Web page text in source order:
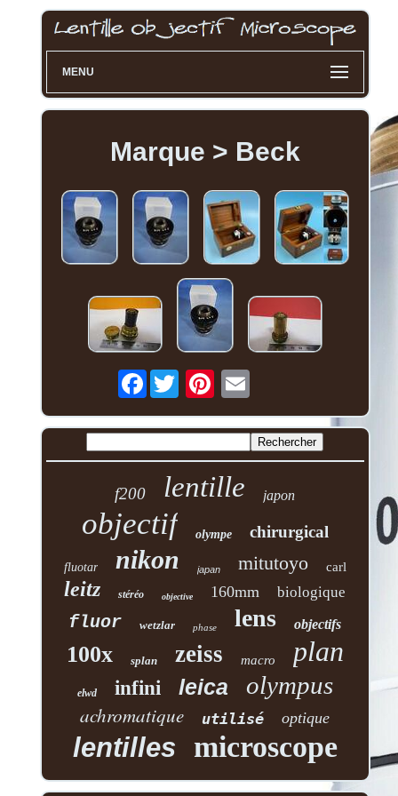
MENU
Marque > Beck
Facebook
f200 lentille japon
objectif olympe chirurgical
fluotar nikon japan mitutoyo carl
leitz stéréo objective 160mm biologique
fluor wetzlar phase lens objectifs
100x splan zeiss macro plan
elwd infini leica olympus
achromatique utilisé optique
lentilles microscope